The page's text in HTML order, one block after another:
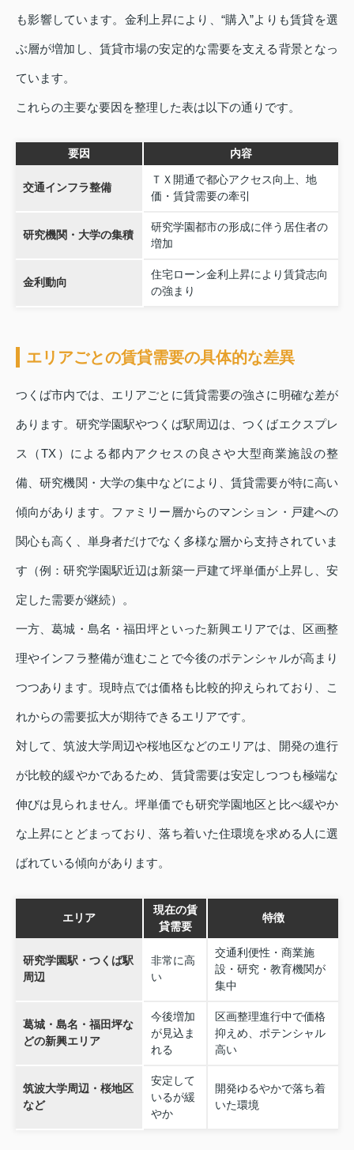
も影響しています。金利上昇により、“購入”よりも賃貸を選
ぶ層が増加し、賃貸市場の安定的な需要を支える背景となっ
ています。
これらの主要な要因を整理した表は以下の通りです。
要因 内容
交通インフラ整備
ＴＸ開通で都心アクセス向上、地
価・賃貸需要の牽引
研究機関・大学の集積
研究学園都市の形成に伴う居住者の
増加
金利動向
住宅ローン金利上昇により賃貸志向
の強まり
エリアごとの賃貸需要の具体的な差異
つくば市内では、エリアごとに賃貸需要の強さに明確な差が
あります。研究学園駅やつくば駅周辺は、つくばエクスプレ
ス（TX）による都内アクセスの良さや大型商業施設の整
備、研究機関・大学の集中などにより、賃貸需要が特に高い
傾向があります。ファミリー層からのマンション・戸建への
関心も高く、単身者だけでなく多様な層から支持されていま
す（例：研究学園駅近辺は新築一戸建て坪単価が上昇し、安
定した需要が継続）。
一方、葛城・島名・福田坪といった新興エリアでは、区画整
理やインフラ整備が進むことで今後のポテンシャルが高まり
つつあります。現時点では価格も比較的抑えられており、こ
れからの需要拡大が期待できるエリアです。
対して、筑波大学周辺や桜地区などのエリアは、開発の進行
が比較的緩やかであるため、賃貸需要は安定しつつも極端な
伸びは見られません。坪単価でも研究学園地区と比べ緩やか
な上昇にとどまっており、落ち着いた住環境を求める人に選
ばれている傾向があります。
エリア
現在の賃
貸需要
特徴
研究学園駅・つくば駅
周辺
非常に高
い
交通利便性・商業施
設・研究・教育機関が
集中
葛城・島名・福田坪な
どの新興エリア
今後増加
が見込ま
れる
区画整理進行中で価格
抑えめ、ポテンシャル
高い
筑波大学周辺・桜地区
など
安定して
いるが緩
やか
開発ゆるやかで落ち着
いた環境